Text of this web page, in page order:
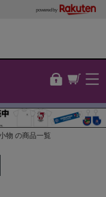
powered by
物 の商品一覧